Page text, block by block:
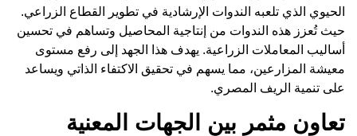
الحيوي الذي تلعبه الندوات الإرشادية في تطوير القطاع الزراعي.
حيث تُعزز هذه الندوات من إنتاجية المحاصيل وتساهم في تحسين
أساليب المعاملات الزراعية. يهدف هذا الجهد إلى رفع مستوى
معيشة المزارعين، مما يسهم في تحقيق الاكتفاء الذاتي ويساعد
على تنمية الريف المصري.
تعاون مثمر بين الجهات المعنية